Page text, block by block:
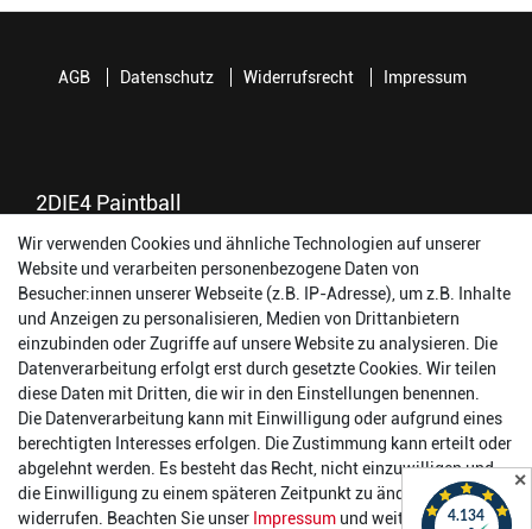
2DIE4 Paintball
56457 Westerburg
Reinhold-Ferger-Straße 26
order@2die4-sports.com
0 26 63/ 9 68 69 37
Öffnungszeiten
14:00 - 17:00 Uhr
Dienstag:
14:00 - 17:00 Uhr
Mittwoch:
14:00 - 17:00 Uhr
Donnerstag:
14:00 - 17:00 Uhr
AGB Datenschutz Widerrufsrecht Impressum
Wir verwenden Cookies und ähnliche Technologien auf unserer
Website und verarbeiten personenbezogene Daten von
Besucher:innen unserer Webseite (z.B. IP-Adresse), um z.B. Inhalte
und Anzeigen zu personalisieren, Medien von Drittanbietern
einzubinden oder Zugriffe auf unsere Website zu analysieren. Die
Datenverarbeitung erfolgt erst durch gesetzte Cookies. Wir teilen
diese Daten mit Dritten, die wir in den Einstellungen benennen.
Die Datenverarbeitung kann mit Einwilligung oder aufgrund eines
berechtigten Interesses erfolgen. Die Zustimmung kann erteilt oder
abgelehnt werden. Es besteht das Recht, nicht einzuwilligen und
die Einwilligung zu einem späteren Zeitpunkt zu ändern oder zu
widerrufen. Beachten Sie unser Impressum und weitere Hinweise
✕